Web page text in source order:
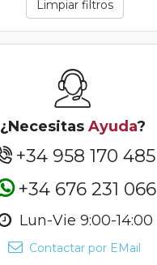
Limpiar filtros
¿NecesitasAyuda?
+34 958 170 485
+34 676 231 066
Lun-Vie 9:00-14:00
Contactar por EMail